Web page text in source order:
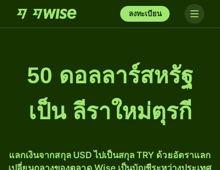
ลงทะเบียน
50 ดอลลาร์สหรัฐ
เป็น ลีราใหม่ตุรกี
แลกเงินจากสกุล USD ไปเป็นสกุล TRY ด้วยอัตราแลก
เปลี่ยนกลางของตลาด Wise เป็นบัญชีระหว่างประเทศ